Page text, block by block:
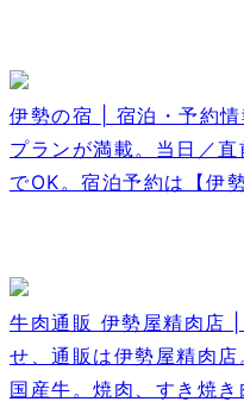
伊勢の宿 | 宿泊・予約
プランが満載。当日／
でOK。宿泊予約は【伊
牛肉通販 伊勢屋精肉店
せ、通販は伊勢屋精肉
国産牛。焼肉、すき焼